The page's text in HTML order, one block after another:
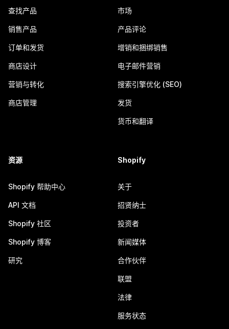
查找产品
销售产品
订单和发货
商店设计
营销与转化
商店管理
市场
产品评论
增销和捆绑销售
电子邮件营销
搜索引擎优化 (SEO)
发货
货币和翻译
资源
Shopify 帮助中心
API 文档
Shopify 社区
Shopify 博客
研究
Shopify
关于
招贤纳士
投资者
新闻媒体
合作伙伴
联盟
法律
服务状态